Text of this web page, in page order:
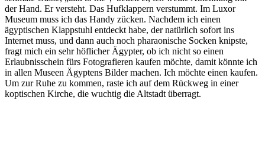
der Hand. Er versteht. Das Hufklappern verstummt. Im Luxor
Museum muss ich das Handy zücken. Nachdem ich einen
ägyptischen Klappstuhl entdeckt habe, der natürlich sofort ins
Internet muss, und dann auch noch pharaonische Socken knipste,
fragt mich ein sehr höflicher Ägypter, ob ich nicht so einen
Erlaubnisschein fürs Fotografieren kaufen möchte, damit könnte ich
in allen Museen Ägyptens Bilder machen. Ich möchte einen kaufen.
Um zur Ruhe zu kommen, raste ich auf dem Rückweg in einer
koptischen Kirche, die wuchtig die Altstadt überragt.